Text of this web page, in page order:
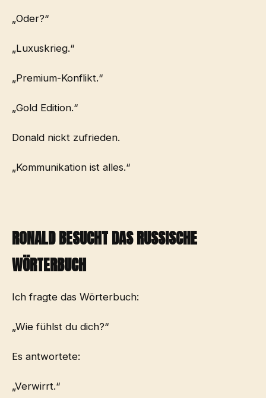
„Oder?“
„Luxuskrieg.“
„Premium-Konflikt.“
„Gold Edition.“
Donald nickt zufrieden.
„Kommunikation ist alles.“
RONALD BESUCHT DAS RUSSISCHE
WÖRTERBUCH
Ich fragte das Wörterbuch:
„Wie fühlst du dich?“
Es antwortete:
„Verwirrt.“